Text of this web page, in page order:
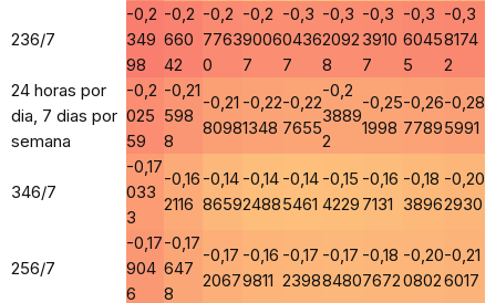
236/7
-0,2
349
98
-0,2
660
42
-0,2
7763
0
-0,2
9006
7
-0,3
0436
7
-0,3
2092
8
-0,3
3910
7
-0,3
6045
5
-0,3
8174
2
24 horas por
dia, 7 dias por
semana
-0,2
025
59
-0,21
598
8
-0,21
8098
-0,22
1348
-0,22
7655
-0,2
3889
2
-0,25
1998
-0,26
7789
-0,28
5991
346/7
-0,17
033
3
-0,16
2116
-0,14
8659
-0,14
2488
-0,14
5461
-0,15
4229
-0,16
7131
-0,18
3896
-0,20
2930
256/7
-0,17
904
6
-0,17
647
8
-0,17
2067
-0,16
9811
-0,17
2398
-0,17
8480
-0,18
7672
-0,20
0802
-0,21
6017